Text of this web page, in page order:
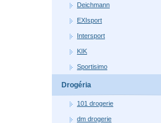
Deichmann
EXIsport
Intersport
KIK
Sportisimo
Drogéria
101 drogerie
dm drogerie